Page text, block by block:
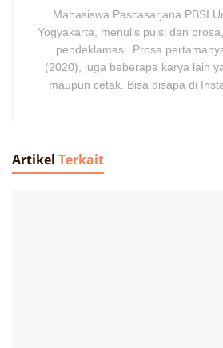
Mahasiswa Pascasarjana PBSI
Yogyakarta, menulis puisi dan
pendeklamasi. Prosa
(2020), juga beberapa karya lain
maupun cetak. Bisa disapa di
Artikel Terkait